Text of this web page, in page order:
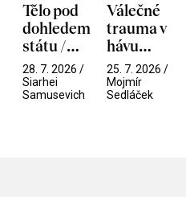
Tělo pod
dohledem
státu /
Pramen
28. 7. 2026 /
Siarhei
Samusevich
Válečné
trauma v
hávu
spektáklu
/ Odyssea
25. 7. 2026 /
Mojmír
Sedláček